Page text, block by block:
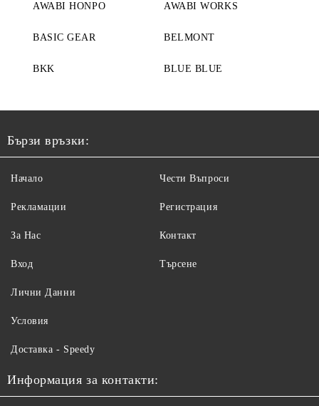
AWABI HONPO AWABI WORKS
BASIC GEAR BELMONT
BKK BLUE BLUE
Бързи връзки:
Начало
Рекламации
За Нас
Вход
Чести Въпроси
Регистрация
Контакт
Търсене
Лични Данни
Условия
Доставка - Speedy
Информация за контакти: